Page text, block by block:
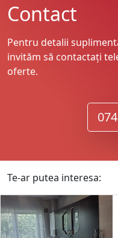
Contact
Pentru detalii
invităm să contactați
oferte.
Te-ar putea interesa: